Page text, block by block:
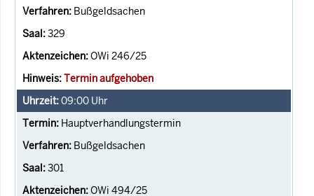
Bußgeldsachen
329
OWi 246/25
Termin aufgehoben
09:00 Uhr
Hauptverhandlungstermin
Bußgeldsachen
301
OWi 494/25